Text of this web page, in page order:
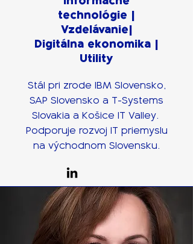
technológie |
Vzdelávanie|
Digitálna ekonomika |
Utility
Stál pri zrode IBM Slovensko,
SAP Slovensko a T-Systems
Slovakia a Košice IT Valley.
Podporuje rozvoj IT priemyslu
na východnom Slovensku.